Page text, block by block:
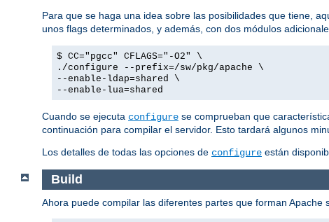
Para que se haga una idea sobre las posibilidades que tiene,
unos flags determinados, y además, con dos módulos
$ CC="pgcc" CFLAGS="-O2" \
./configure --prefix=/sw/pkg/apache \
--enable-ldap=shared \
--enable-lua=shared
Cuando se ejecuta configure se comprueban que
continuación para compilar el servidor. Esto tardará algunos
Los detalles de todas las opciones de configure están
Build
Ahora puede compilar las diferentes partes que forman